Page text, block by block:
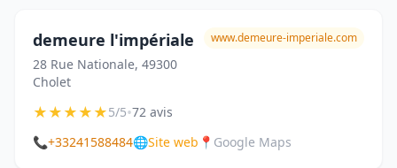
demeure l'impériale
28 Rue Nationale, 49300
Cholet
www.demeure-imperiale.com
★★★★★5/5•72 avis
📞+33241588484🌐Site web 📍 Google Maps